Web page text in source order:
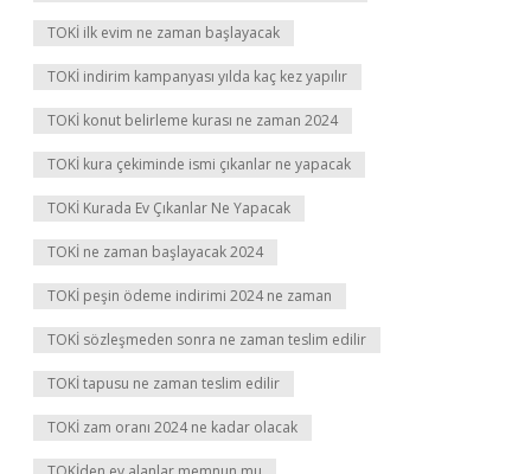
TOKİ ilk evim ne zaman başlayacak
TOKİ indirim kampanyası yılda kaç kez yapılır
TOKİ konut belirleme kurası ne zaman 2024
TOKİ kura çekiminde ismi çıkanlar ne yapacak
TOKİ Kurada Ev Çıkanlar Ne Yapacak
TOKİ ne zaman başlayacak 2024
TOKİ peşin ödeme indirimi 2024 ne zaman
TOKİ sözleşmeden sonra ne zaman teslim edilir
TOKİ tapusu ne zaman teslim edilir
TOKİ zam oranı 2024 ne kadar olacak